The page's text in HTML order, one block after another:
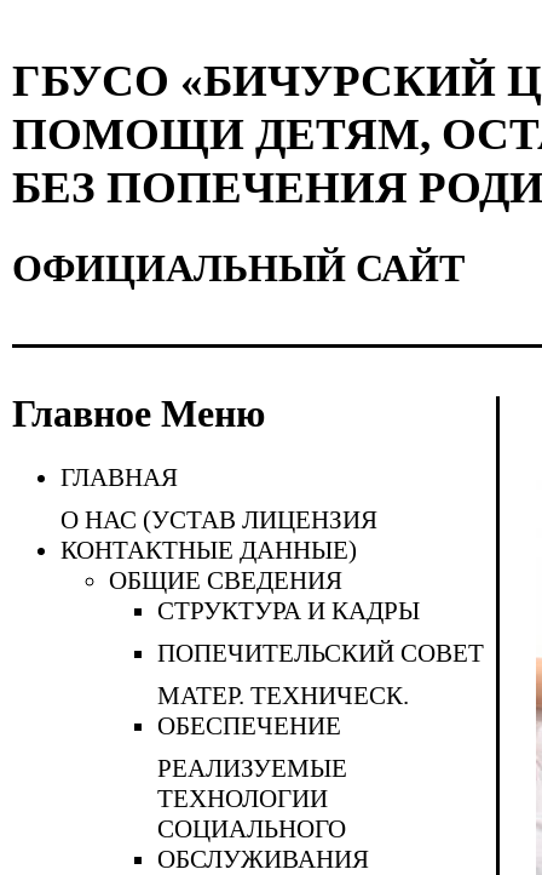
ГБУСО «БИЧУРСКИЙ
ПОМОЩИ ДЕТЯМ,
БЕЗ ПОПЕЧЕНИЯ
ОФИЦИАЛЬНЫЙ САЙТ
Главное Меню
ГЛАВНАЯ
О НАС (УСТАВ ЛИЦЕНЗИЯ
КОНТАКТНЫЕ ДАННЫЕ)
ОБЩИЕ СВЕДЕНИЯ
СТРУКТУРА И КАДРЫ
ПОПЕЧИТЕЛЬСКИЙ СОВЕТ
МАТЕР. ТЕХНИЧЕСК.
ОБЕСПЕЧЕНИЕ
РЕАЛИЗУЕМЫЕ
ТЕХНОЛОГИИ
СОЦИАЛЬНОГО
ОБСЛУЖИВАНИЯ